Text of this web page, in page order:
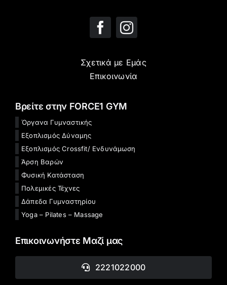
Σχετικά με Εμάς
Επικοινωνία
Βρείτε στην FORCE1 GYM
Όργανα Γυμναστικής
Εξοπλισμός Δύναμης
Εξοπλισμός Crossfit/ Ενδυνάμωση
Άρση Βαρών
Φυσική Κατάσταση
Πολεμικές Τέχνες
Δάπεδα Γυμναστηρίου
Yoga – Pilates – Massage
Επικοινωνήστε Μαζί μας
2221022000